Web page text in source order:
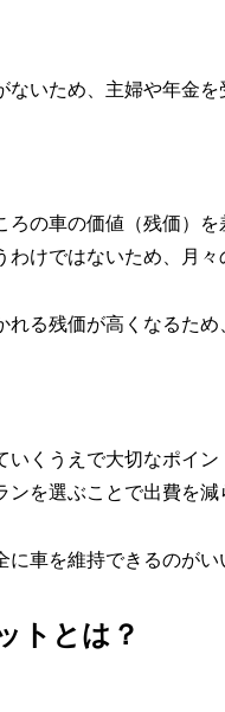
いため、主婦や年金
の車の価値（残価）
けではないため、月
る残価が高くなるた
くうえで大切なポイ
を選ぶことで出費を減
車を維持できるのがい
トとは？